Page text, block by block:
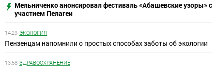
Мельниченко анонсировал фестиваль «Абашевские узоры» с
участием Пелагеи
14:29 ЭКОЛОГИЯ
Пензенцам напомнили о простых способах заботы об экологии
13:58 ЗДРАВООХРАНЕНИЕ